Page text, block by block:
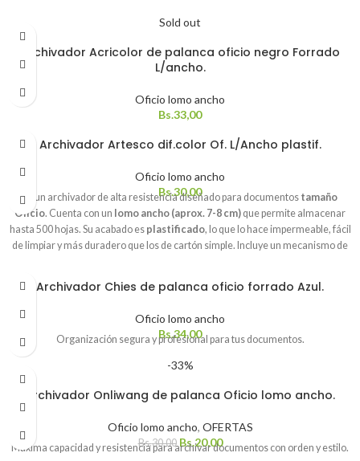
Sold out
Archivador Acricolor de palanca oficio negro Forrado
L/ancho.
Oficio lomo ancho
Bs.33,00
Archivador Artesco dif.color Of. L/Ancho plastif.
Oficio lomo ancho
Bs.30,00
Es un archivador de alta resistencia diseñado para documentos tamaño
Oficio. Cuenta con un lomo ancho (aprox. 7-8 cm) que permite almacenar
hasta 500 hojas. Su acabado es plastificado, lo que lo hace impermeable, fácil
de limpiar y más duradero que los de cartón simple. Incluye un mecanismo de
Archivador Chies de palanca oficio forrado Azul.
Oficio lomo ancho
Bs.34,00
Organización segura y profesional para tus documentos.
-33%
Archivador Onliwang de palanca Oficio lomo ancho.
Oficio lomo ancho, OFERTAS
Bs.30,00 Bs.20,00
Máxima capacidad y resistencia para archivar documentos con orden y estilo.